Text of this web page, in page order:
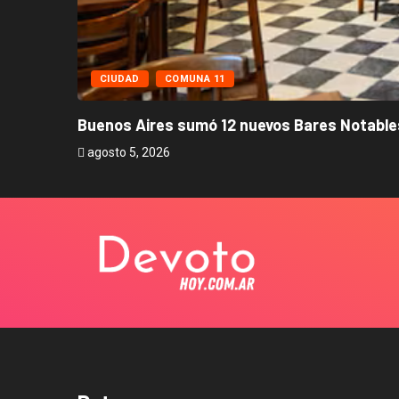
CIUDAD COMUNA 11
Buenos Aires sumó 12 nuevos Bares
agosto 5, 2026